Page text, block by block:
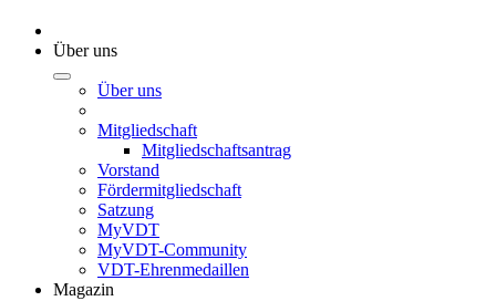
Über uns
Über uns
Mitgliedschaft
Mitgliedschaftsantrag
Vorstand
Fördermitgliedschaft
Satzung
MyVDT
MyVDT-Community
VDT-Ehrenmedaillen
Magazin